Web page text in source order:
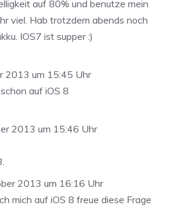
auf 80% und benutze mein
viel. Hab trotzdem abends noch
IOS7 ist supper :)
2013 um 15:45 Uhr
auf iOS 8
2013 um 15:46 Uhr
2013 um 16:16 Uhr
mich auf iOS 8 freue diese Frage